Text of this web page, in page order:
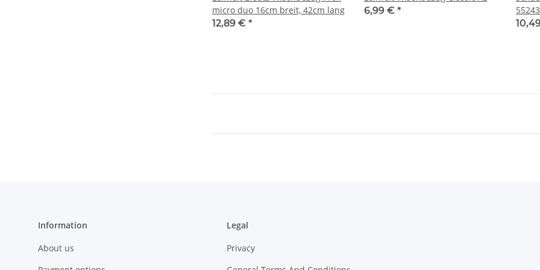
micro duo 16cm breit, 42cm lang
12,89 € *
6,99 € *
55243
Information
About us
Legal
Privacy